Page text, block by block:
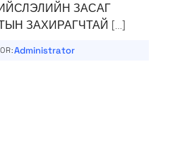
ЗАСАГ
ЗАХИРАГЧТАЙ […]
Administrator